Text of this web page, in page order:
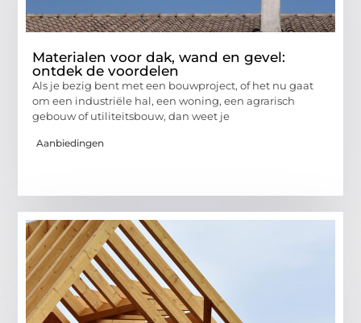
Materialen voor dak, wand en gevel:
ontdek de voordelen
Als je bezig bent met een bouwproject, of het nu gaat
om een industriële hal, een woning, een agrarisch
gebouw of utiliteitsbouw, dan weet je
Aanbiedingen